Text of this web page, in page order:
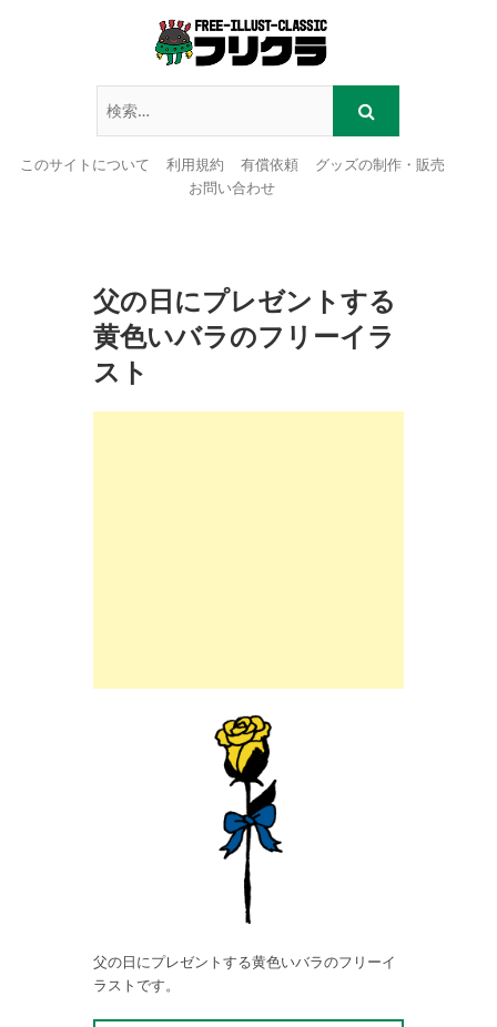
このサイトについて 利用規約 有償依頼
グッズの制作・販売
お問い合わせ
父の日にプレゼントする
黄色いバラのフリーイラ
スト
父の日にプレゼントする黄色いバラのフリーイ
ラストです。